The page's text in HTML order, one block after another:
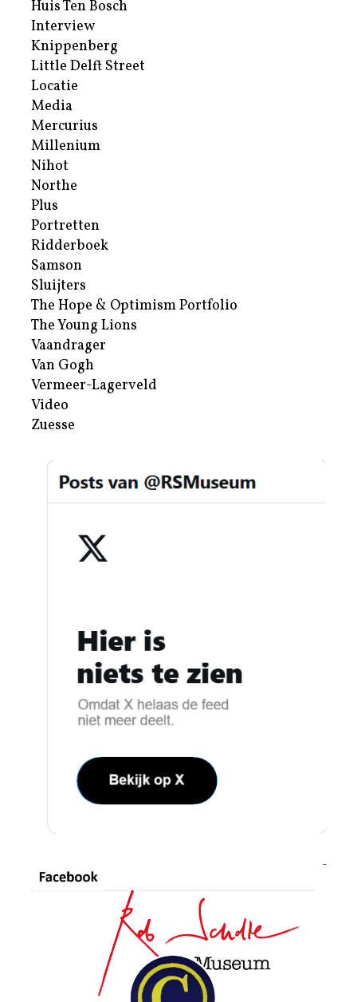
Huis Ten Bosch
Interview
Knippenberg
Little Delft Street
Locatie
Media
Mercurius
Millenium
Nihot
Northe
Plus
Portretten
Ridderboek
Samson
Sluijters
The Hope & Optimism Portfolio
The Young Lions
Vaandrager
Van Gogh
Vermeer-Lagerveld
Video
Zuesse